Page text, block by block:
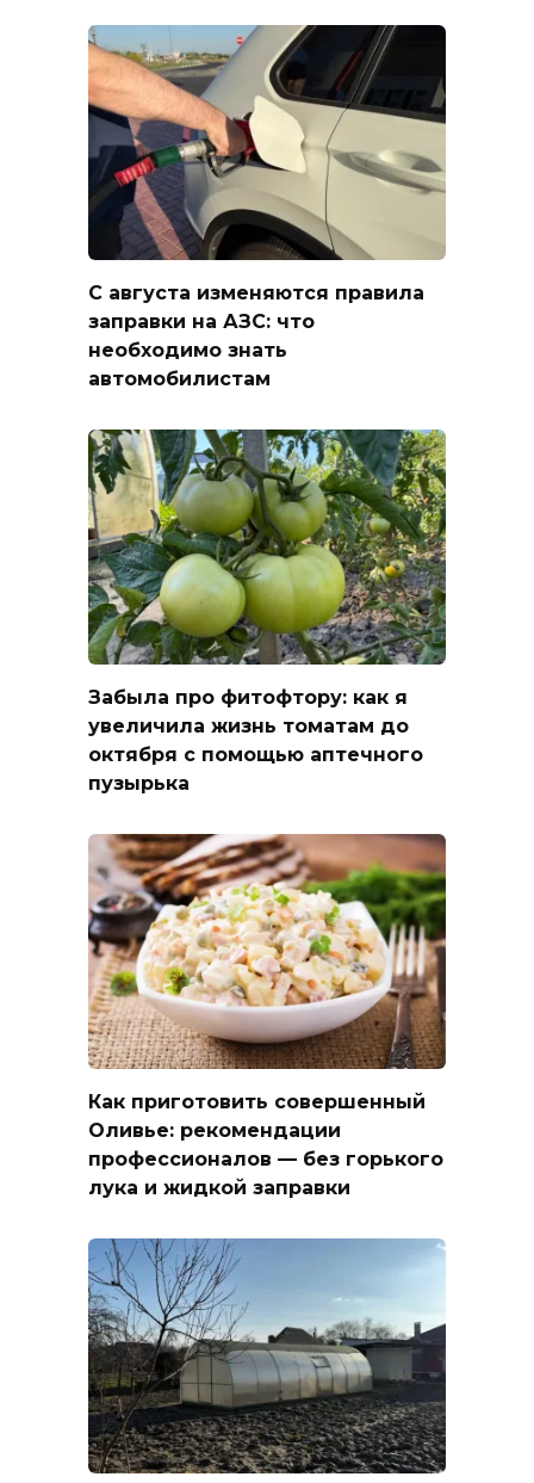
С августа изменяются правила
заправки на АЗС: что
необходимо знать
автомобилистам
Забыла про фитофтору: как я
увеличила жизнь томатам до
октября с помощью аптечного
пузырька
Как приготовить совершенный
Оливье: рекомендации
профессионалов — без горького
лука и жидкой заправки